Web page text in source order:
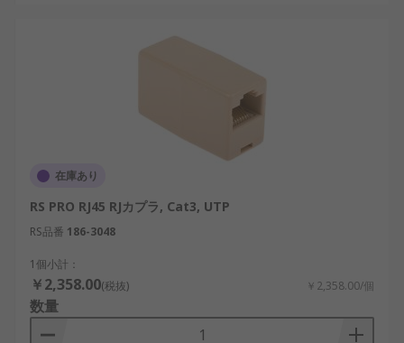
在庫あり
RS PRO RJ45 RJカプラ, Cat3, UTP
RS品番 186-3048
1個小計：
￥2,358.00(税抜) ￥2,358.00/個
数量